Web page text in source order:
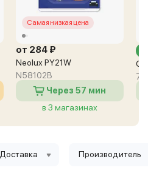
Самая низкая цена
от 284 ₽
Neolux PY21W
N58102B
Через 57 мин
в 3 магазинах
Доставка Производитель